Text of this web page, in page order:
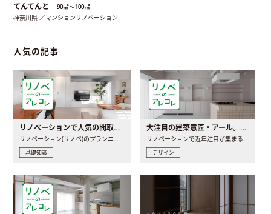
てんてんと 90㎡〜100㎡
神奈川県 ／マンションリノベーション
人気の記事
リノベーションで人気の間取りとは？トレンドの間取りと実例を徹底解説
基礎知識
大注目の建築意匠・アール。人気の理由と空間に取り入れるポイント
デザイン